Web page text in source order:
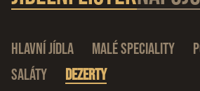
Hlavní jídla Malé speciality
Saláty
Dezerty